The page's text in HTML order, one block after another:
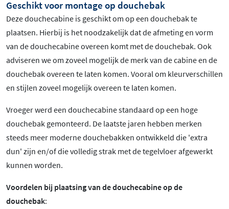
Geschikt voor montage op douchebak
Deze douchecabine is geschikt om op een douchebak te
plaatsen. Hierbij is het noodzakelijk dat de afmeting en vorm
van de douchecabine overeen komt met de douchebak. Ook
adviseren we om zoveel mogelijk de merk van de cabine en de
douchebak overeen te laten komen. Vooral om kleurverschillen
en stijlen zoveel mogelijk overeen te laten komen.
Vroeger werd een douchecabine standaard op een hoge
douchebak gemonteerd. De laatste jaren hebben merken
steeds meer moderne douchebakken ontwikkeld die 'extra
dun' zijn en/of die volledig strak met de tegelvloer afgewerkt
kunnen worden.
Voordelen bij plaatsing van de douchecabine op de
douchebak: